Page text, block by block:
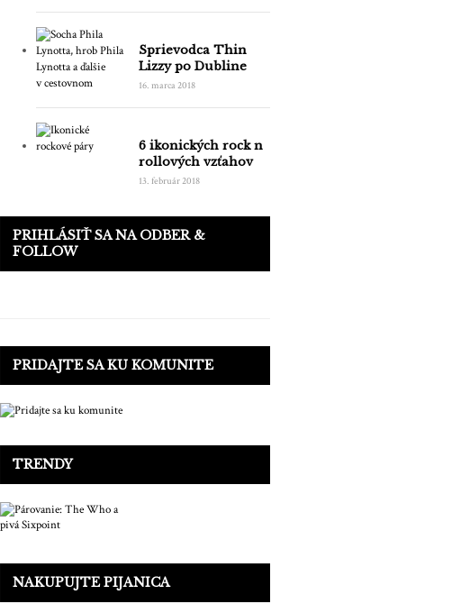
Sprievodca Thin
Lizzy po Dubline
16. marca 2018
6 ikonických rock n
rollových vzťahov
13. február 2018
PRIHLÁSIŤ SA NA ODBER &
FOLLOW
PRIDAJTE SA KU KOMUNITE
TRENDY
NAKUPUJTE PIJANICA